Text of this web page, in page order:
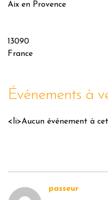
Aix en Provence
13090
France
Événements à
<li>Aucun événement à
passeur